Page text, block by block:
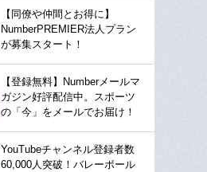
【同僚や仲間とお得に】
NumberPREMIER法人プラン
が募集スタート！
【登録無料】Numberメールマ
ガジン好評配信中。スポーツ
の「今」をメールでお届け！
YouTubeチャンネル登録者数
60,000人突破！バレーボール